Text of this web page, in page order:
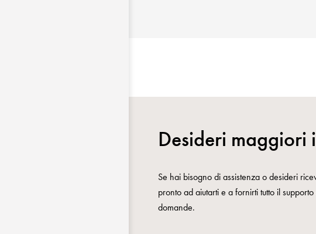
Desideri maggiori
Se hai bisogno di assistenza o desideri
pronto ad aiutarti e a fornirti tutto il
domande.